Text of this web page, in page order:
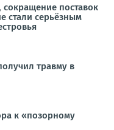
сокращение поставок
стали серьёзным
травму в
к «позорному